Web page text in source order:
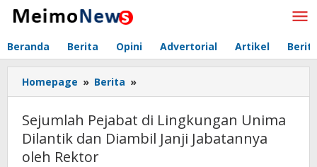
Lewati
Beranda Berita Opini Advertorial Artikel
Homepage » Berita »
Pejabat
Lingkungan
Unima
Sejumlah Pejabat di Lingkungan Unima
Dilantik dan Diambil Janji Jabatannya
oleh Rektor